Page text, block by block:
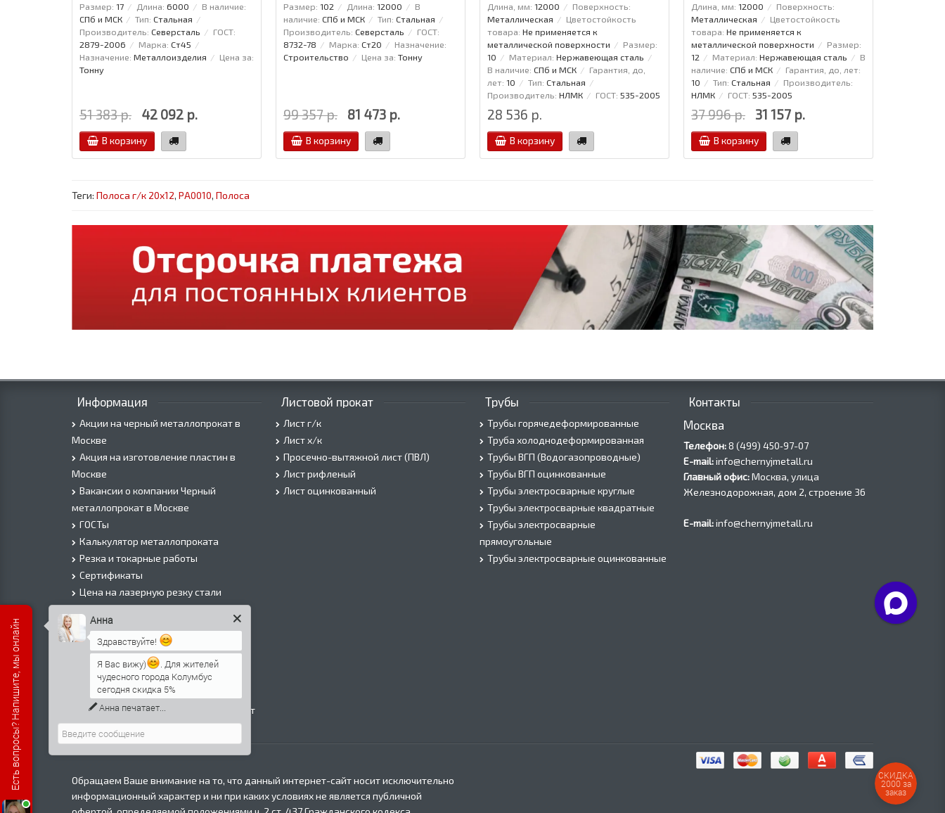
Размер: 17 Длина: 6000
В наличие:
СПб и МСК
Тип: Стальная
Производитель: Северсталь
ГОСТ:
2879-2006
Марка: Ст45
Назначение: Металлоизделия
Цена за:
Тонну
51 383 р. 42 092 р.
В корзину
Размер: 102 Длина: 12000
В
наличие: СПб и МСК Тип: Стальная
Производитель: Северсталь
ГОСТ:
8732-78
Марка: Ст20
Назначение:
Строительство
Цена за: Тонну
99 357 р. 81 473 р.
В корзину
Длина, мм: 12000
Поверхность:
Металлическая
Цветостойкость
товара: Не применяется к
металлической поверхности
Размер:
10
Материал: Нержавеющая сталь
В наличие: СПб и МСК
Гарантия, до,
лет: 10 Тип: Стальная
Производитель: НЛМК ГОСТ: 535-2005
28 536 р.
В корзину
Длина, мм: 12000
Поверхность:
Металлическая
Цветостойкость
товара: Не применяется к
металлической поверхности
Размер:
12
Материал: Нержавеющая сталь
В
наличие: СПб и МСК
Гарантия, до, лет:
10
Тип: Стальная
Производитель:
НЛМК
ГОСТ: 535-2005
37 996 р. 31 157 р.
В корзину
Теги: Полоса г/к 20x12, PA0010, Полоса
Информация
Акции на черный металлопрокат в
Москве
Акция на изготовление пластин в
Москве
Вакансии о компании Черный
металлопрокат в Москве
ГОСТы
Калькулятор металлопроката
Резка и токарные работы
Сертификаты
Цена на лазерную резку стали
Цена на плазменую резку стали
Цена на резку газом или болгаркой
О Компании
Информация о доставке
Политика безопасности
Контакты
Прайс лист на черный металлопрокат
в Москве
Листовой прокат
Лист г/к
Лист х/к
Просечно-вытяжной лист (ПВЛ)
Лист рифленый
Лист оцинкованный
Трубы
Трубы горячедеформированные
Труба холоднодеформированная
Трубы ВГП (Водогазопроводные)
Трубы ВГП оцинкованные
Трубы электросварные круглые
Трубы электросварные квадратные
Трубы электросварные
прямоугольные
Трубы электросварные оцинкованные
Контакты
Москва
Телефон:8 (499) 450‑97-07
E-mail:info@chernyjmetall.ru
Главный офис:Москва, улица
Железнодорожная, дом 2, строение 36
E-mail:info@chernyjmetall.ru
Обращаем Ваше внимание на то, что данный интернет-сайт носит исключительно
информационный характер и ни при каких условиях не является публичной
СКИДКА
2000 за
заказ
Есть вопросы? Напишите, мы онлайн Анна
Здравствуйте!
Я Вас вижу)
. Для жителей
чудесного города Колумбус
сегодня скидка 5%
Анна печатает...